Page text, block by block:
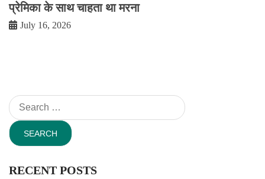
प्रेमिका के साथ चाहता था मरना
July 16, 2026
Search
for:
RECENT POSTS